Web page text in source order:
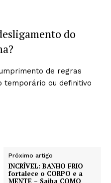
do
de regras
temporário ou definitivo
Próximo artigo
INCRÍVEL: BANHO FRIO
fortalece o CORPO e a
MENTE – Saiba COMO